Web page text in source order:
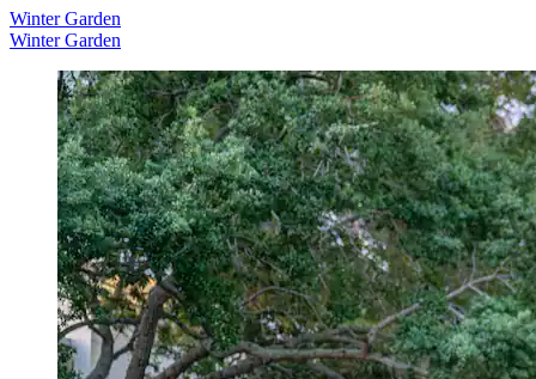
Winter Garden
Winter Garden